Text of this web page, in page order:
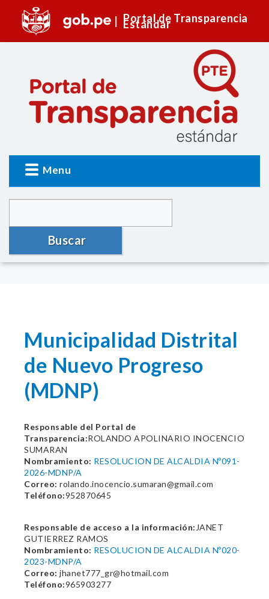
Portal de Transparencia
Estándar
Menu
Buscar
Municipalidad Distrital
de Nuevo Progreso
(MDNP)
Responsable del Portal de
Transparencia:ROLANDO APOLINARIO INOCENCIO
SUMARAN
Nombramiento: RESOLUCION DE ALCALDIA Nº091-
2026-MDNP/A
Correo: rolando.inocencio.sumaran@gmail.com
Teléfono:952870645
Responsable de acceso a la información: JANET
GUTIERREZ RAMOS
Nombramiento: RESOLUCION DE ALCALDIA Nº020-
2023-MDNP/A
Correo: jhanet777_gr@hotmail.com
Teléfono:965903277